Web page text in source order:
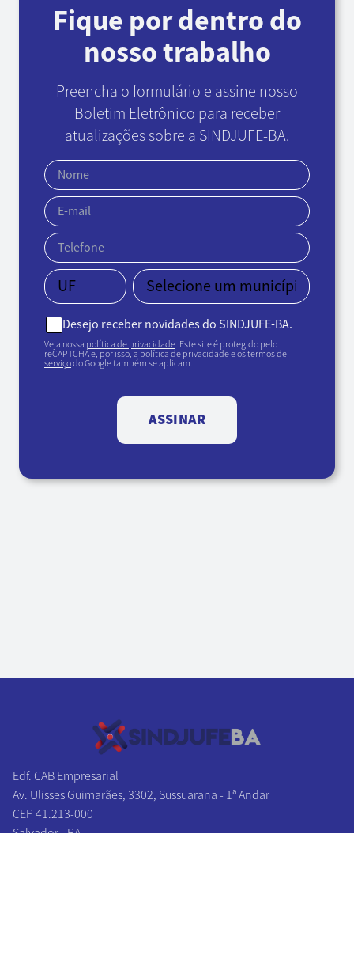
Fique por dentro do
nosso trabalho
Preencha o formulário e assine nosso
Boletim Eletrônico para receber
atualizações sobre a SINDJUFE-BA.
Desejo receber novidades do SINDJUFE-BA.
Veja nossa política de privacidade. Este site é protegido pelo
reCAPTCHA e, por isso, a política de privacidadee ostermos de
serviçodo Google também se aplicam.
ASSINAR
Edf. CAB Empresarial
Av. Ulisses Guimarães, 3302, Sussuarana - 1ª Andar
CEP 41.213-000
Salvador - BA